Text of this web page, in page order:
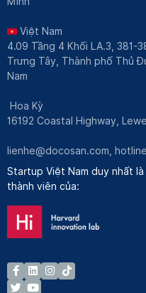
Việt Nam
4.09 Tầng 4 Khối LA.3, 381-
Trưng Tây, Thành phố Thủ
Nam
Hoa Kỳ
16192 Coastal Highway,
lienhe@docosan.com ,
Startup Việt Nam duy nhất là
thành viên của: